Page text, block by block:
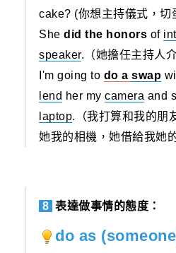
cake? (你想主持儀式，切
She did the honors of
speaker.（她擔任主持人
I'm going to do a swap
lend her my camera and
laptop.（我打算和我的朋
她我的相機，她借給我她
8 表達做事情的態度：
do as